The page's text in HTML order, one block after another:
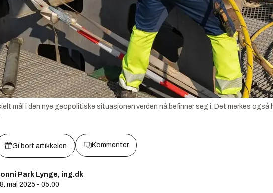
mål i den nye geopolitiske situasjonen verden nå befinner seg i. Det merkes
Gi bort artikkelen Kommenter
Park Lynge, ing.dk
mai 2025 - 05:00